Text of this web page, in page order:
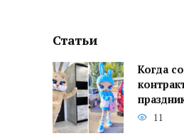
Статьи
Когда
11